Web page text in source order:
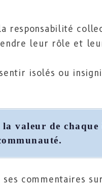
responsabilité
leur rôle et
isolés ou
la valeur de
commentaires